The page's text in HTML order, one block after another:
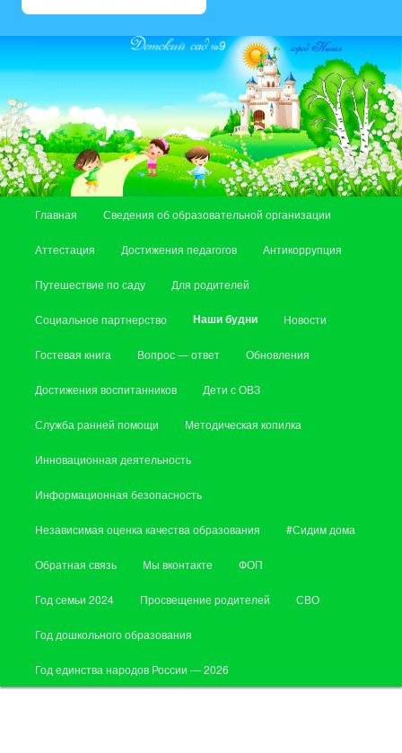
Перейти к основному содержимому
Перейти к дополнительному содержимому
Главная Сведения об образовательной организации
Аттестация Достижения педагогов Антикоррупция
Путешествие по саду Для родителей
Социальное партнерство Наши будни Новости
Гостевая книга Вопрос — ответ Обновления
Достижения воспитанников Дети с ОВЗ
Служба ранней помощи Методическая копилка
Инновационная деятельность
Информационная безопасность
Независимая оценка качества образования #Сидим дома
Обратная связь Мы вконтакте ФОП
Год семьи 2024 Просвещение родителей СВО
Год дошкольного образования
Год единства народов России — 2026